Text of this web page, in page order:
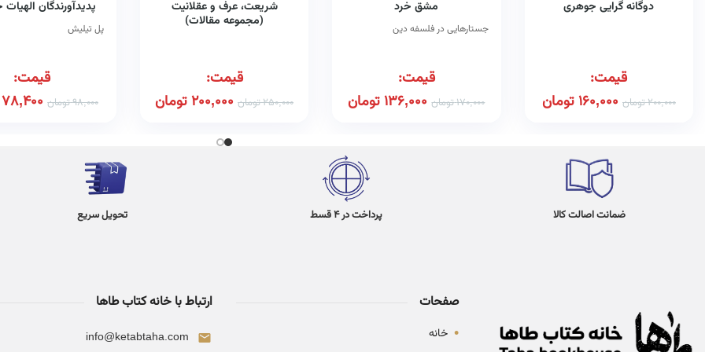
دوگانه گرایی جوهری
قیمت:
200,000تومان 160,000تومان
مشق خرد
جستارهایی در فلسفه دین
قیمت:
170,000تومان 136,000تومان
شریعت، عرف و عقلانیت
(مجموعه مقالات)
قیمت:
250,000تومان 200,000تومان
پدیدآورندگان الهیات
پل تیلیش
قیمت:
98,000تومان 78,400
ضمانت اصالت کالا پرداخت در 4 قسط تحویل سریع
صفحات
• خانه
ارتباط با خانه کتاب طاها
info@ketabtaha.com